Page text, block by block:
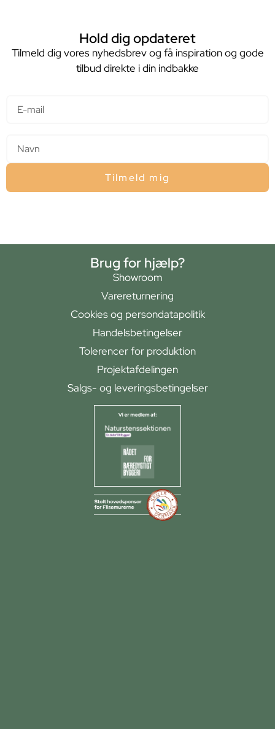
Hold dig opdateret
Tilmeld dig vores nyhedsbrev og få inspiration og gode
tilbud direkte i din indbakke
Tilmeld mig
Brug for hjælp?
Showroom
Varereturnering
Cookies og persondatapolitik
Handelsbetingelser
Tolerencer for produktion
Projektafdelingen
Salgs- og leveringsbetingelser